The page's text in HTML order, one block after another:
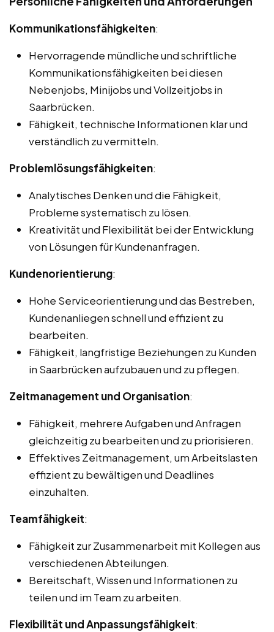
Kommunikationsfähigkeiten:
Hervorragende mündliche und schriftliche
Kommunikationsfähigkeiten bei diesen
Nebenjobs, Minijobs und Vollzeitjobs in
Saarbrücken.
Fähigkeit, technische Informationen klar und
verständlich zu vermitteln.
Problemlösungsfähigkeiten:
Analytisches Denken und die Fähigkeit,
Probleme systematisch zu lösen.
Kreativität und Flexibilität bei der Entwicklung
von Lösungen für Kundenanfragen.
Kundenorientierung:
Hohe Serviceorientierung und das Bestreben,
Kundenanliegen schnell und effizient zu
bearbeiten.
Fähigkeit, langfristige Beziehungen zu Kunden
in Saarbrücken aufzubauen und zu pflegen.
Zeitmanagement und Organisation:
Fähigkeit, mehrere Aufgaben und Anfragen
gleichzeitig zu bearbeiten und zu priorisieren.
Effektives Zeitmanagement, um Arbeitslasten
effizient zu bewältigen und Deadlines
einzuhalten.
Teamfähigkeit:
Fähigkeit zur Zusammenarbeit mit Kollegen aus
verschiedenen Abteilungen.
Bereitschaft, Wissen und Informationen zu
teilen und im Team zu arbeiten.
Flexibilität und Anpassungsfähigkeit: